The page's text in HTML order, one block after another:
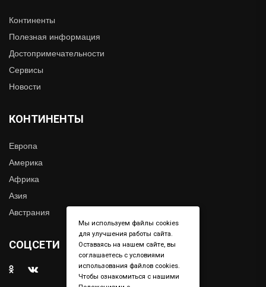
Континенты
Полезная информация
Достопримечательности
Сервисы
Новости
КОНТИНЕНТЫ
Европа
Америка
Африка
Азия
Австрания
СОЦСЕТИ
Мы используем файлы cookies
для улучшения работы сайта.
Оставаясь на нашем сайте, вы
соглашаетесь с условиями
использования файлов cookies.
Чтобы ознакомиться с нашими